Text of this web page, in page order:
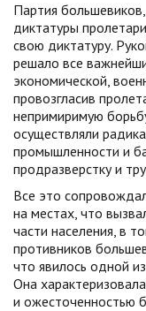
Партия
диктатуры
свою диктатуру.
решало все
экономической,
провозгласив
непримиримую
осуществляли
промышленности и
продразверстку и
Все это
на местах, что
части населения, в
противников
что явилось одной
Она
и ожесточенностью